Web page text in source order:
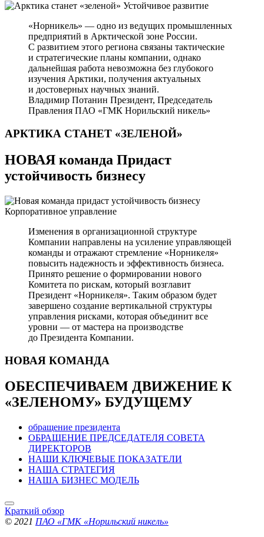
Устойчивое развитие
«Норникель» — одно из ведущих промышленных
предприятий в Арктической зоне России.
С развитием этого региона связаны тактические
и стратегические планы компании, однако
дальнейшая работа невозможна без глубокого
изучения Арктики, получения актуальных
и достоверных научных знаний.
Владимир Потанин Президент, Председатель
Правления ПАО «ГМК Норильский никель»
АРКТИКА СТАНЕТ «ЗЕЛЕНОЙ»
НОВАЯ команда Придаст
устойчивость бизнесу
Корпоративное управление
Изменения в организационной структуре
Компании направлены на усиление управляющей
команды и отражают стремление «Норникеля»
повысить надежность и эффективность бизнеса.
Принято решение о формировании нового
Комитета по рискам, который возглавит
Президент «Норникеля». Таким образом будет
завершено создание вертикальной структуры
управления рисками, которая объединит все
уровни — от мастера на производстве
до Президента Компании.
НОВАЯ КОМАНДА
ОБЕСПЕЧИВАЕМ ДВИЖЕНИЕ К
«ЗЕЛЕНОМУ» БУДУЩЕМУ
обращение президента
ОБРАЩЕНИЕ ПРЕДСЕДАТЕЛЯ СОВЕТА
ДИРЕКТОРОВ
НАШИ КЛЮЧЕВЫЕ ПОКАЗАТЕЛИ
НАША СТРАТЕГИЯ
НАША БИЗНЕС МОДЕЛЬ
Краткий обзор
© 2021 ПАО «ГМК «Норильский никель»